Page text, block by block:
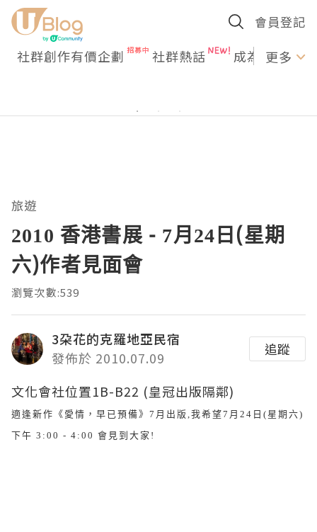
會員登記
社群創作有價企劃 社群熱話 成為U更多
旅遊
‎2010 香港書展 - 7月24日(星期
六)作者見面會
瀏覽次數:539
3朶花的克羅地亞民宿
發佈於 2010.07.09
追蹤
文化會社位置1B-B22 (皇冠出版隔鄰)
適逢新作《愛情，早已預備》 7 月出版 ,我希望7 月 24 日 (星期六)
下午 3:00 - 4:00 會見到大家 !